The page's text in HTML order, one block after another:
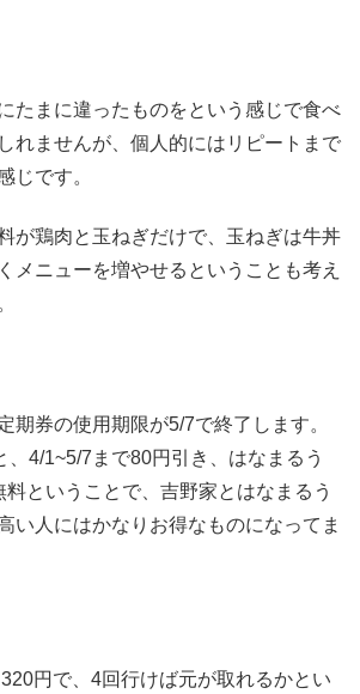
たまに違ったものをという感じで食べ
れませんが、個人的にはリピートまで
じです。
が鶏肉と玉ねぎだけで、玉ねぎは牛丼
メニューを増やせるということも考え
期券の使用期限が5/7で終了します。
、4/1~5/7まで80円引き、はなまるう
料ということで、吉野家とはなまるう
い人にはかなりお得なものになってま
円で、4回行けば元が取れるかとい